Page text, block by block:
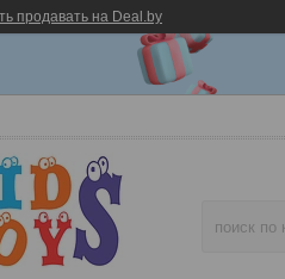
продавать на Deal.by